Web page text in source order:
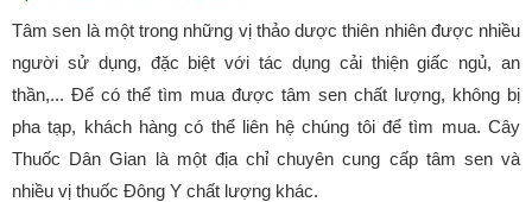
Tâm sen là một trong những vị thảo dược thiên nhiên được nhiều
người sử dụng, đặc biệt với tác dụng cải thiện giấc ngủ, an
thần,... Để có thể tìm mua được tâm sen chất lượng, không bị
pha tạp, khách hàng có thể liên hệ chúng tôi để tìm mua. Cây
Thuốc Dân Gian là một địa chỉ chuyên cung cấp tâm sen và
nhiều vị thuốc Đông Y chất lượng khác.